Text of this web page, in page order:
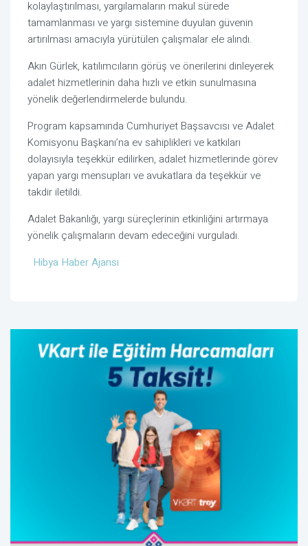
kolaylaştırılması, yargılamaların makul sürede
tamamlanması ve yargı sistemine duyulan güvenin
artırılması amacıyla yürütülen çalışmalar ele alındı.
Akın Gürlek, katılımcıların görüş ve önerilerini dinleyerek
adalet hizmetlerinin daha hızlı ve etkin sunulmasına
yönelik değerlendirmelerde bulundu.
Program kapsamında Cumhuriyet Başsavcısı ve Adalet
Komisyonu Başkanı’na ev sahiplikleri ve katkıları
dolayısıyla teşekkür edilirken, adalet hizmetlerinde görev
yapan yargı mensupları ve avukatlara da teşekkür ve
takdir iletildi.
Adalet Bakanlığı, yargı süreçlerinin etkinliğini artırmaya
yönelik çalışmaların devam edeceğini vurguladı.
Hibya Haber Ajansı